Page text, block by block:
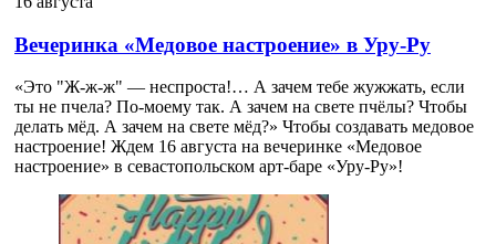
Вечеринка «Медовое настроение» в Уру-Ру
«Это "Ж-ж-ж" — неспроста!… А зачем тебе жужжать, если
ты не пчела? По-моему так. А зачем на свете пчёлы? Чтобы
делать мёд. А зачем на свете мёд?» Чтобы создавать медовое
настроение! Ждем 16 августа на вечеринке «Медовое
настроение» в севастопольском арт-баре «Уру-Ру»!